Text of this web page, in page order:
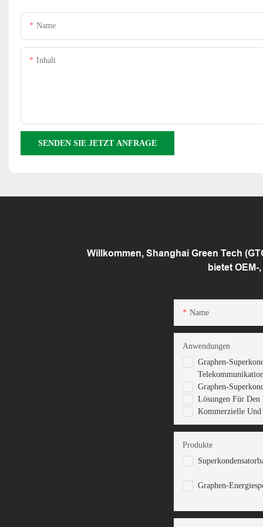
Name
Inhalt
SENDEN SIE JETZT ANFRAGE
Willkommen, Shanghai Green Tech
bietet
Name
Graphen-
Graphen-
Lösungen Für Den
Kommerzielle
Anwendungen
Graphen-
Produkte